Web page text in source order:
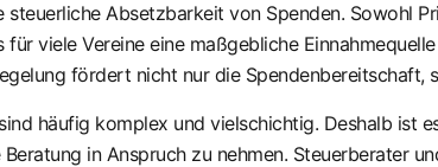
Absetzbarkeit von Spenden. Sowohl
viele Vereine eine maßgebliche
fördert nicht nur die Spendenbereitschaft,
häufig komplex und vielschichtig. Deshalb
in Anspruch zu nehmen. Steuerberater